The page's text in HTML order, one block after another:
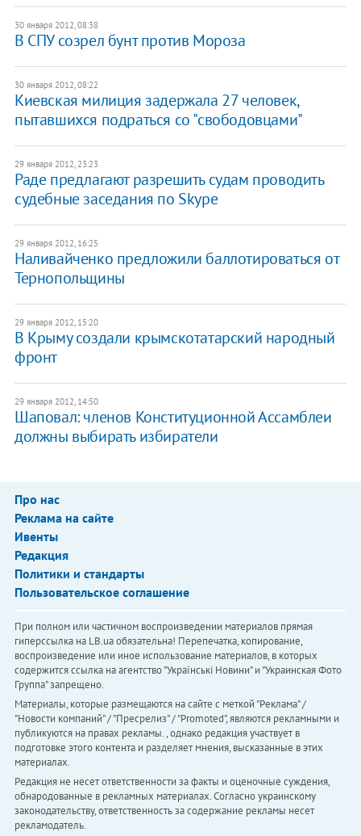
30 января 2012, 08:38
В СПУ созрел бунт против Мороза
30 января 2012, 08:22
Киевская милиция задержала 27 человек,
пытавшихся подраться со "свободовцами"
29 января 2012, 23:23
Раде предлагают разрешить судам проводить
судебные заседания по Skype
29 января 2012, 16:25
Наливайченко предложили баллотироваться от
Тернопольщины
29 января 2012, 15:20
В Крыму создали крымскотатарский народный
фронт
29 января 2012, 14:50
Шаповал: членов Конституционной Ассамблеи
должны выбирать избиратели
Про нас
Реклама на сайте
Ивенты
Редакция
Политики и стандарты
Пользовательское соглашение
При полном или частичном воспроизведении материалов прямая
гиперссылка на LB.ua обязательна! Перепечатка, копирование,
воспроизведение или иное использование материалов, в которых
содержится ссылка на агентство "Українськi Новини" и "Украинская Фото
Группа" запрещено.
Материалы, которые размещаются на сайте с меткой "Реклама" /
"Новости компаний" / "Пресрелиз" / "Promoted", являются рекламными и
публикуются на правах рекламы. , однако редакция участвует в
подготовке этого контента и разделяет мнения, высказанные в этих
материалах.
Редакция не несет ответственности за факты и оценочные суждения,
обнародованные в рекламных материалах. Согласно украинскому
законодательству, ответственность за содержание рекламы несет
рекламодатель.